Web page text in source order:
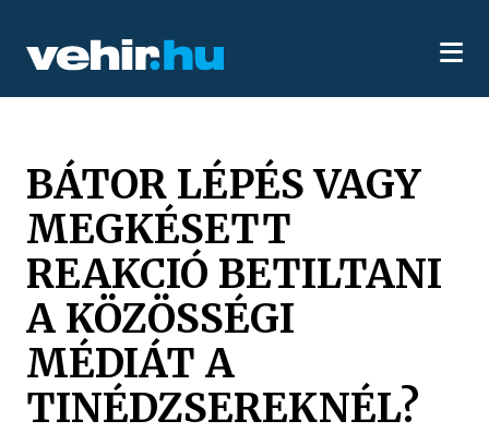
BÁTOR LÉPÉS VAGY
MEGKÉSETT
REAKCIÓ BETILTANI
A KÖZÖSSÉGI
MÉDIÁT A
TINÉDZSEREKNÉL?